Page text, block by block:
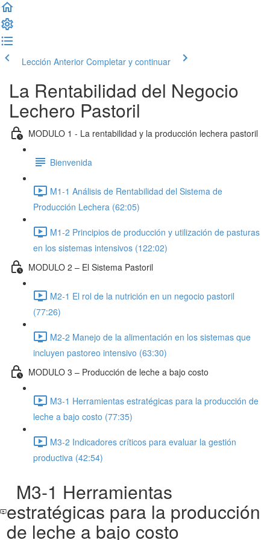
Lección Anterior Completar y continuar
La Rentabilidad del Negocio
Lechero Pastoril
MODULO 1 - La rentabilidad y la producción lechera pastoril
Bienvenida
M1-1 Análisis de Rentabilidad del Sistema de
Producción Lechera (62:05)
M1-2 Principios de producción y utilización de pasturas
en los sistemas intensivos (122:02)
MODULO 2 – El Sistema Pastoril
M2-1 El rol de la nutrición en un negocio pastoril
(77:26)
M2-2 Manejo de la alimentación en los sistemas que
incluyen pastoreo intensivo (63:30)
MODULO 3 – Producción de leche a bajo costo
M3-1 Herramientas estratégicas para la producción de
leche a bajo costo (77:35)
M3-2 Indicadores críticos para evaluar la gestión
productiva (42:54)
M3-1 Herramientas
estratégicas para la producción
de leche a bajo costo